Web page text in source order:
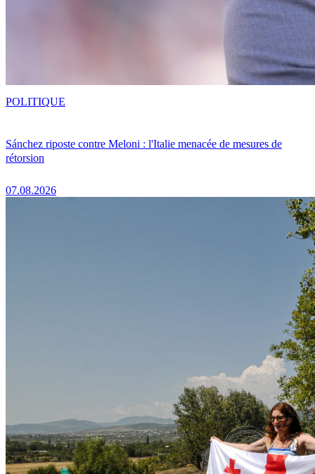
Sánchez riposte contre Meloni : l'Italie menacée de mesures de
rétorsion
07.08.2026
POLITIQUE